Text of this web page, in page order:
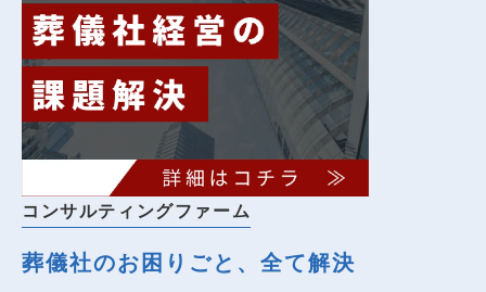
コンサルティングファーム
葬儀社のお困りごと、全て解決